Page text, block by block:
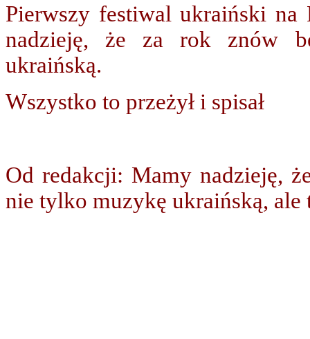
Pierwszy festiwal ukraiński
nadzieję, że za rok znów
ukraińską.
Wszystko to przeżył i spisał
Od redakcji: Mamy nadzieję,
nie tylko muzykę ukraińską,